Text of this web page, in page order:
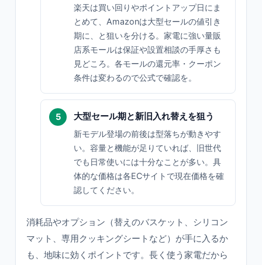
楽天は買い回りやポイントアップ日にま
とめて、Amazonは大型セールの値引き
期に、と狙いを分ける。家電に強い量販
店系モールは保証や設置相談の手厚さも
見どころ。各モールの還元率・クーポン
条件は変わるので公式で確認を。
大型セール期と新旧入れ替えを狙う
新モデル登場の前後は型落ちが動きやす
い。容量と機能が足りていれば、旧世代
でも日常使いには十分なことが多い。具
体的な価格は各ECサイトで現在価格を確
認してください。
消耗品やオプション（替えのバスケット、シリコン
マット、専用クッキングシートなど）が手に入るか
も、地味に効くポイントです。長く使う家電だから